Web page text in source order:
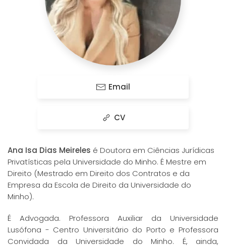
Email
CV
Ana Isa Dias Meireles é Doutora em Ciências Jurídicas
Privatísticas pela Universidade do Minho. É Mestre em
Direito (Mestrado em Direito dos Contratos e da
Empresa da Escola de Direito da Universidade do
Minho).
É Advogada. Professora Auxiliar da Universidade
Lusófona - Centro Universitário do Porto e Professora
Convidada da Universidade do Minho. É, ainda,